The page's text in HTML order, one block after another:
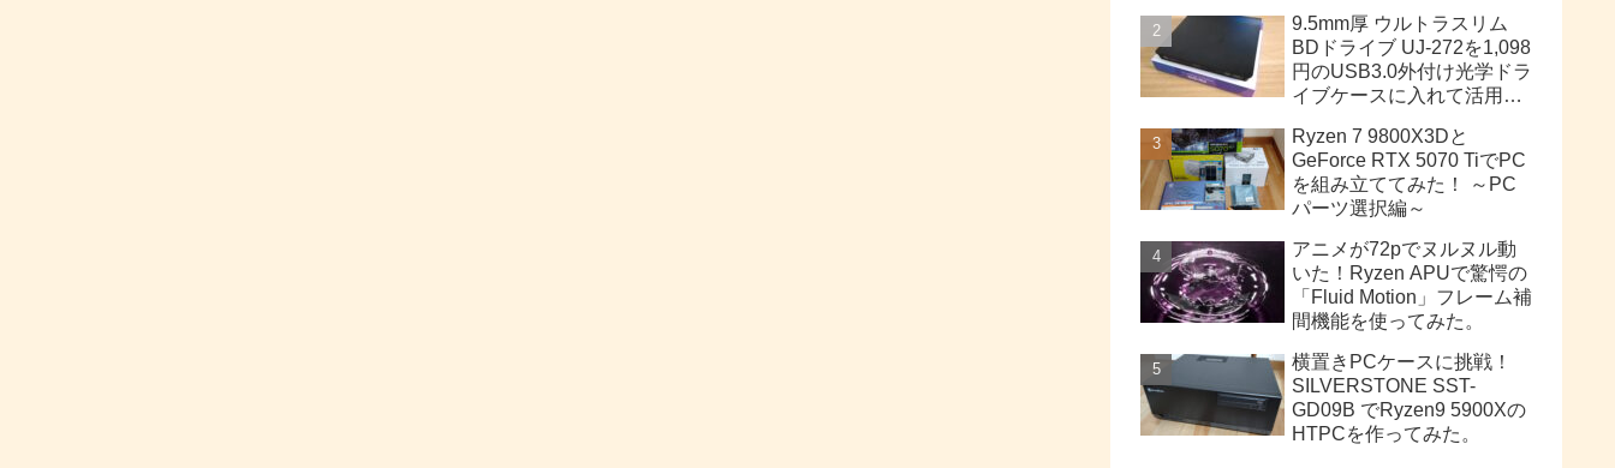
た！！
9.5mm厚 ウルトラスリム
BDドライブ UJ-272を1,098
円のUSB3.0外付け光学ドラ
イブケースに入れて活用し
Ryzen 7 9800X3Dと
GeForce RTX 5070 TiでPC
を組み立ててみた！ ～PC
パーツ選択編～
アニメが72pでヌルヌル動
いた！Ryzen APUで驚愕の
「Fluid Motion」フレーム補
間機能を使ってみた。
横置きPCケースに挑戦！
SILVERSTONE SST-
GD09B でRyzen9 5900Xの
HTPCを作ってみた。